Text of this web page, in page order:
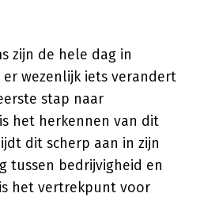
zijn de hele dag in
wezenlijk iets verandert
stap naar
het herkennen van dit
dit scherp aan in zijn
tussen bedrijvigheid en
het vertrekpunt voor